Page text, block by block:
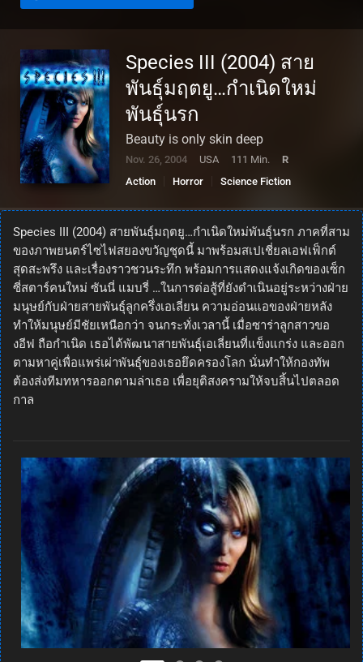
Species III (2004) สาย
พันธุ์มฤตยู…กำเนิดใหม่
พันธุ์นรก
Beauty is only skin deep
Nov. 26, 2004 USA 111 Min.
R
Action
Horror Science Fiction
Species III (2004) สายพันธุ์มฤตยู…กำเนิดใหม่พันธุ์นรก ภาคที่สาม
ของภาพยนตร์ไซไฟสยองขวัญชุดนี้ มาพร้อมสเปเชี่ยลเอฟเฟ็กต์
สุดสะพรึง และเรื่องราวชวนระทึก พร้อมการแสดงแจ้งเกิดของเซ็ก
ซี่สตาร์คนใหม่ ซันนี่ แมบรี่ …ในการต่อสู้ที่ยังดำเนินอยู่ระหว่างฝ่าย
มนุษย์กับฝ่ายสายพันธุ์ลูกครึ่งเอเลี่ยน ความอ่อนแอของฝ่ายหลัง
ทำให้มนุษย์มีชัยเหนือกว่า จนกระทั่งเวลานี้ เมื่อซาร่าลูกสาวขอ
งอีฟ ถือกำเนิด เธอได้พัฒนาสายพันธุ์เอเลี่ยนที่แข็งแกร่ง และออก
ตามหาคู่เพื่อแพร่เผ่าพันธุ์ของเธอยึดครองโลก นั่นทำให้กองทัพ
ต้องส่งทีมทหารออกตามล่าเธอ เพื่อยุติสงครามให้จบสิ้นไปตลอด
กาล